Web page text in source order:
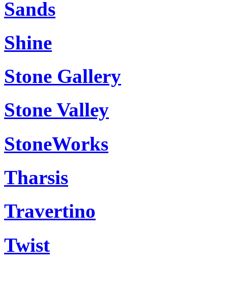
Sands
Shine
Stone Gallery
Stone Valley
StoneWorks
Tharsis
Travertino
Twist